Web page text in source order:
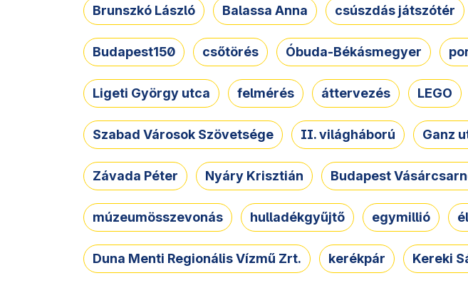
Brunszkó László Balassa Anna csúszdás játszótér
Budapest150 csőtörés Óbuda-Békásmegyer
Ligeti György utca felmérés áttervezés LEGO
Szabad Városok Szövetsége II. világháború Ganz
Závada Péter Nyáry Krisztián Budapest
múzeumösszevonás hulladékgyűjtő egymillió
Duna Menti Regionális Vízmű Zrt. kerékpár Kereki